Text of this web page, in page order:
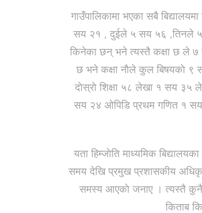
गाउँपालिकामा भएका सबै
सय २१ , दुईले ५ सय ५६ ,तिनले
किनेका छन् भने त्यस्तै कक्षा छ ले
छ भने कक्षा नाैले कुल बिषयकाे ९
दाेस्राे शिक्षा ५८ लेखा १ सय ३५
सय २४ ओपिडि प्रथम गणित १ सय
यता हिम्जाेति माध्यमिक
समय देखि प्रमुख प्रशासकीय अधिकृत
समस्य आएकाे जनाए । त्यस्तै कुनै
किताब